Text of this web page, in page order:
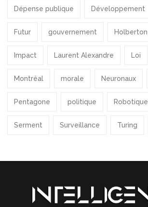
Dépense publique Développement
Futur gouvernement Holberton
Impact Laurent Alexandre Loi
Montréal morale Neuronaux
Pentagone politique Robotique
Serment Surveillance Turing